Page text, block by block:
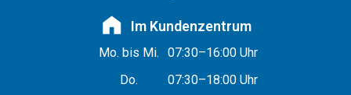
Im Kundenzentrum
Mo. bis Mi.
07:30–16:00 Uhr
Do.
07:30–18:00 Uhr